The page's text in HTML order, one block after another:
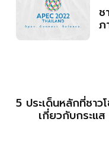
ช
ภ
5 ประเด็นหลักที่ชา
เกี่ยวกับกระแ